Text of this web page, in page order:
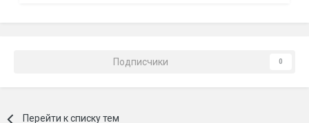
Подписчики 0
Перейти к списку тем